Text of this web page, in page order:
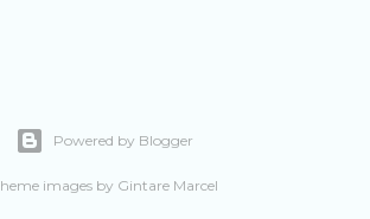
Powered by Blogger
images by Gintare Marcel